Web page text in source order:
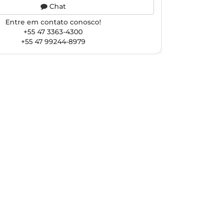
Chat
Entre em contato conosco!
+55 47 3363-4300
+55 47 99244-8979